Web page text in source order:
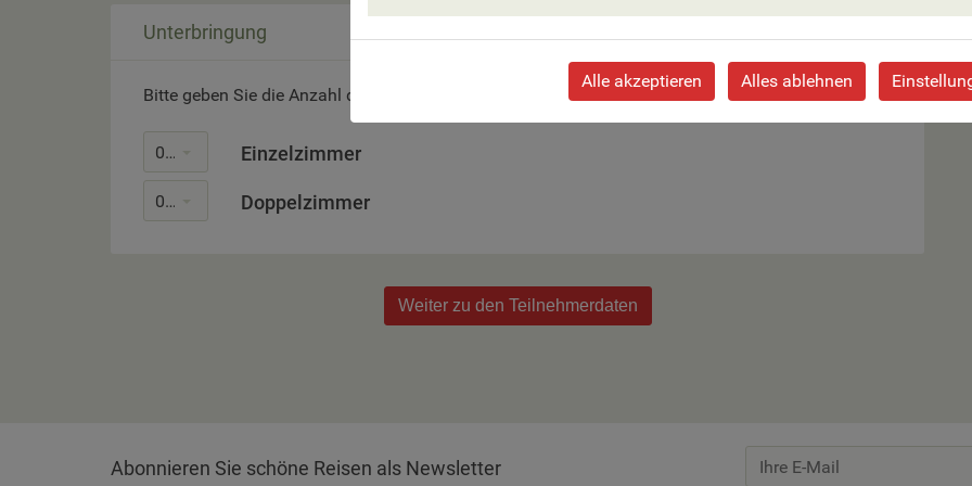
Unterbringung
Bitte geben Sie die Anzahl der gewünschten Zimmer an.
Einzelzimmer
0
Doppelzimmer
0
Weiter zu den Teilnehmerdaten
Abonnieren Sie schöne Reisen als Newsletter
Alle akzeptieren Alles ablehnen